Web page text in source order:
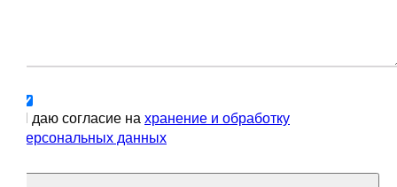
Я даю согласие на хранение и обработку
персональных данных